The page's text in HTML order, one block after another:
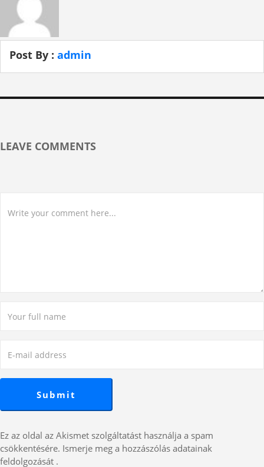
Post By : admin
LEAVE COMMENTS
Ez az oldal az Akismet szolgáltatást használja a spam
csökkentésére. Ismerje meg a hozzászólás adatainak
feldolgozását .